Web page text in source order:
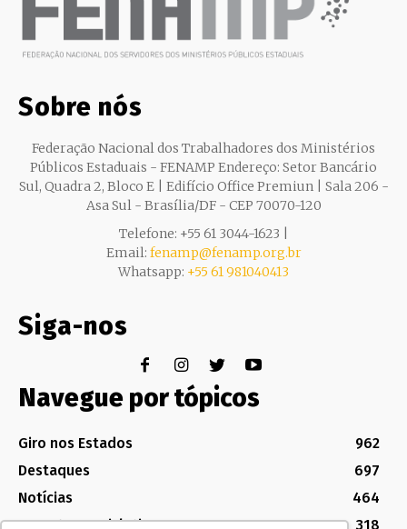
Sobre nós
Federação Nacional dos Trabalhadores dos Ministérios
Públicos Estaduais - FENAMP Endereço: Setor Bancário
Sul, Quadra 2, Bloco E | Edifício Office Premiun | Sala 206 -
Asa Sul - Brasília/DF - CEP 70070-120
Telefone: +55 61 3044-1623 |
Email: fenamp@fenamp.org.br
Whatsapp: +55 61 981040413
Siga-nos
Navegue por tópicos
Giro nos Estados
962
Destaques
697
Notícias
464
Assuntos Legislativos
318